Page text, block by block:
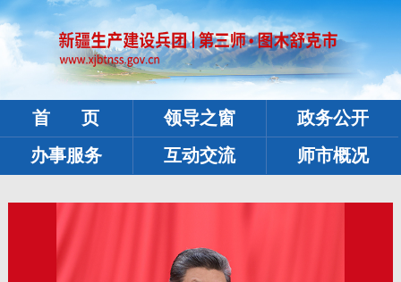
首 页 领导之窗
政务公开
办事服务
互动交流 师市概况